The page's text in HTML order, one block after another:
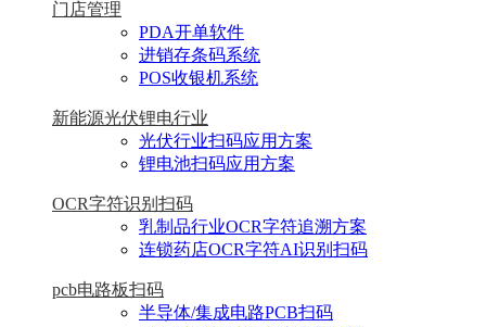
门店管理
PDA开单软件
进销存条码系统
POS收银机系统
新能源光伏锂电行业
光伏行业扫码应用方案
锂电池扫码应用方案
OCR字符识别扫码
乳制品行业OCR字符追溯方案
连锁药店OCR字符AI识别扫码
pcb电路板扫码
半导体/集成电路PCB扫码